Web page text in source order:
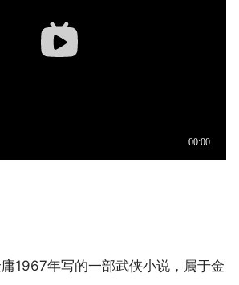
庸1967年写的一部武侠小说，属于金